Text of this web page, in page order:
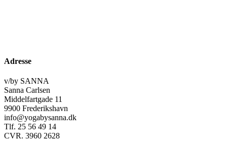
Adresse
v/by SANNA
Sanna Carlsen
Middelfartgade 11
9900 Frederikshavn
info@yogabysanna.dk
Tlf. 25 56 49 14
CVR. 3960 2628